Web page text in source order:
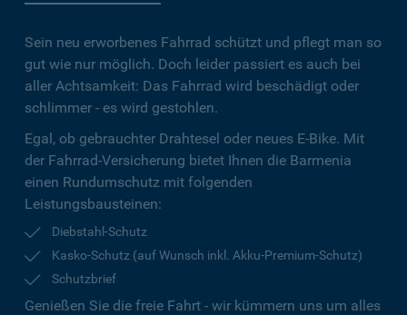
Sein neu erworbenes Fahrrad schützt und pflegt man so
gut wie nur möglich. Doch leider passiert es auch bei
aller Achtsamkeit: Das Fahrrad wird beschädigt oder
schlimmer - es wird gestohlen.
Egal, ob gebrauchter Drahtesel oder neues E-Bike. Mit
der Fahrrad-Versicherung bietet Ihnen die Barmenia
einen Rundumschutz mit folgenden
Leistungsbausteinen:
Diebstahl-Schutz
Kasko-Schutz (auf Wunsch inkl. Akku-Premium-Schutz)
Schutzbrief
Genießen Sie die freie Fahrt - wir kümmern uns um alles